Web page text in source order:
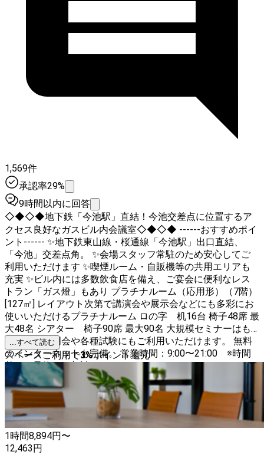
1,569件
承認率29%
9時間以内に回答
◇◆◇◆地下鉄「今池駅」直結！今池交差点に位置するア
クセス良好なガスビル内会議室◇◆◇◆ ------おすすめポイ
ント------ ✨地下鉄東山線・桜通線「今池駅」出口直結、
「今池」交差点角。 ✨会場スタッフ常駐のため安心してご
利用いただけます ✨喫煙ルーム・自販機等の共用エリアも
充実 ✨ビル内には多数飲食店を備え、ご宴会に便利なレス
トラン「ガス燈」もあり プラチナルーム（応用形）（7階）
[127㎡] レイアウト次第で講演会や展示会などにも多彩にお
使いいただけるプラチナルーム ロの字 机16台 椅子48席 最
大48名 シアター 椅子90席 最大90名 大規模セミナーはも
ちろん、説明会や各種試験にもご利用いただけます。 無料
のインターネットも完備。 営業時間：9:00〜21:00 ※時間
外のご予約はご相談ください。
...すべて読む
スペースご利用で3%ポイント還元
1時間8,894円〜
12,463円